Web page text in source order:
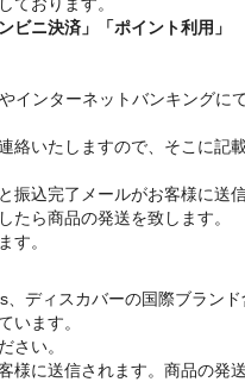
ビニ決済」「ポイント利用」
インターネットバンキングに
絡いたしますので、そこに記
振込完了メールがお客様に送
たら商品の発送を致します。
す。
ディスカバーの国際ブランド
います。
さい。
様に送信されます。商品の発